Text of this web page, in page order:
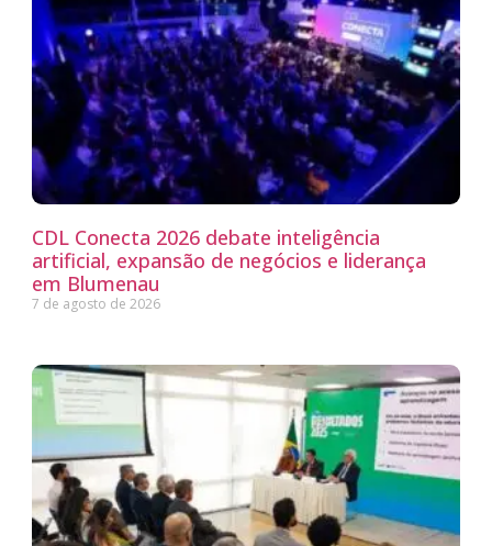
CDL Conecta 2026 debate inteligência
artificial, expansão de negócios e liderança
em Blumenau
7 de agosto de 2026